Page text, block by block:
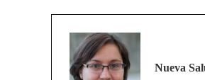
Nueva